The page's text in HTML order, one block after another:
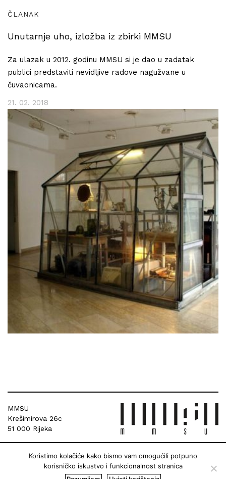
ČLANAK
Unutarnje uho, izložba iz zbirki MMSU
Za ulazak u 2012. godinu MMSU si je dao u zadatak
publici predstaviti nevidljive radove nagužvane u
čuvaonicama.
21. 02. 2018
MMSU
Krešimirova 26c
51 000 Rijeka
Koristimo kolačiće kako bismo vam omogućili potpuno
korisničko iskustvo i funkcionalnost stranica